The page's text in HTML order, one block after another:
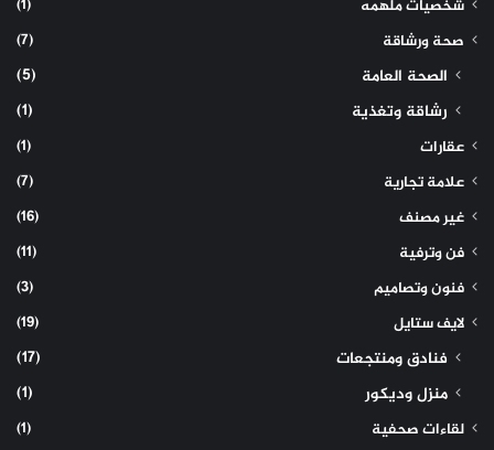
شخصيات ملهمه
(1)
صحة ورشاقة
(7)
الصحة العامة
(5)
رشاقة وتغذية
(1)
عقارات
(1)
علامة تجارية
(7)
غير مصنف
(16)
فن وترفية
(11)
فنون وتصاميم
(3)
لايف ستايل
(19)
فنادق ومنتجعات
(17)
منزل وديكور
(1)
لقاءات صحفية
(1)